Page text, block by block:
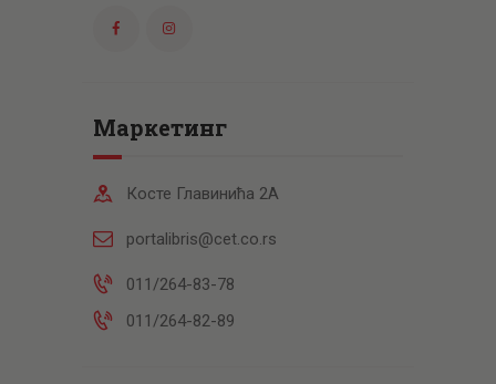
Маркетинг
Косте Главинића 2А
portalibris@cet.co.rs
011/264-83-78
011/264-82-89